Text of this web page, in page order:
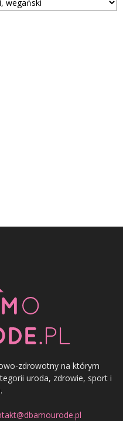
zdrowotny na którym
uroda, zdrowie, sport i